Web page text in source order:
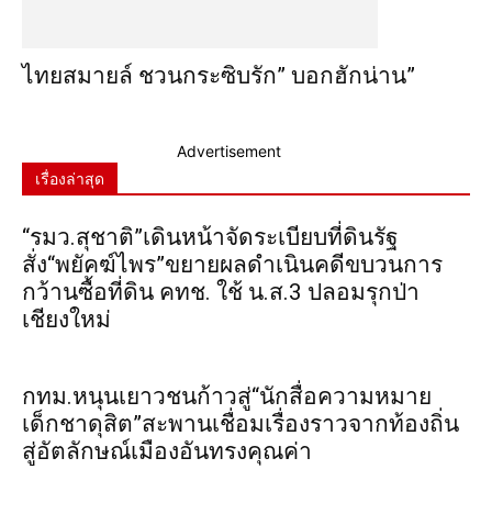
ไทยสมายล์ ชวนกระซิบรัก” บอกฮักน่าน”
Advertisement
เรื่องล่าสุด
“รมว.สุชาติ”เดินหน้าจัดระเบียบที่ดินรัฐ
สั่ง“พยัคฆ์ไพร”ขยายผลดำเนินคดีขบวนการ
กว้านซื้อที่ดิน คทช. ใช้ น.ส.3 ปลอมรุกป่า
เชียงใหม่
กทม.หนุนเยาวชนก้าวสู่“นักสื่อความหมาย
เด็กชาดุสิต”สะพานเชื่อมเรื่องราวจากท้องถิ่น
สู่อัตลักษณ์เมืองอันทรงคุณค่า